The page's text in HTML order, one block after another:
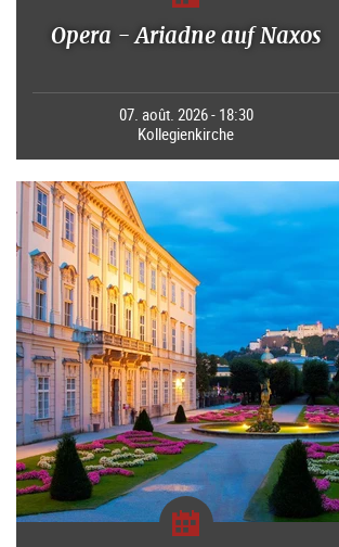
Opera - Ariadne auf Naxos
07. août. 2026 - 18:30
Kollegienkirche